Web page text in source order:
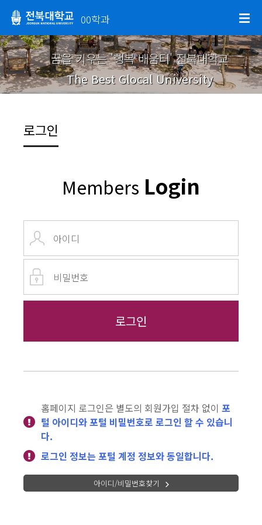
00학과
꿈을 키우는 '행복 배움터' 전북대학교
The Best Glocal University
로그인
Members Login
홈페이지 로그인은 별도의 회원가입 절차 없이 포
털 아이디와 포털 비밀번호로 로그인 할 수 있습니
다.
로그인 정보는 포털 계정 정보와 동일합니다.
아이디/비밀번호찾기